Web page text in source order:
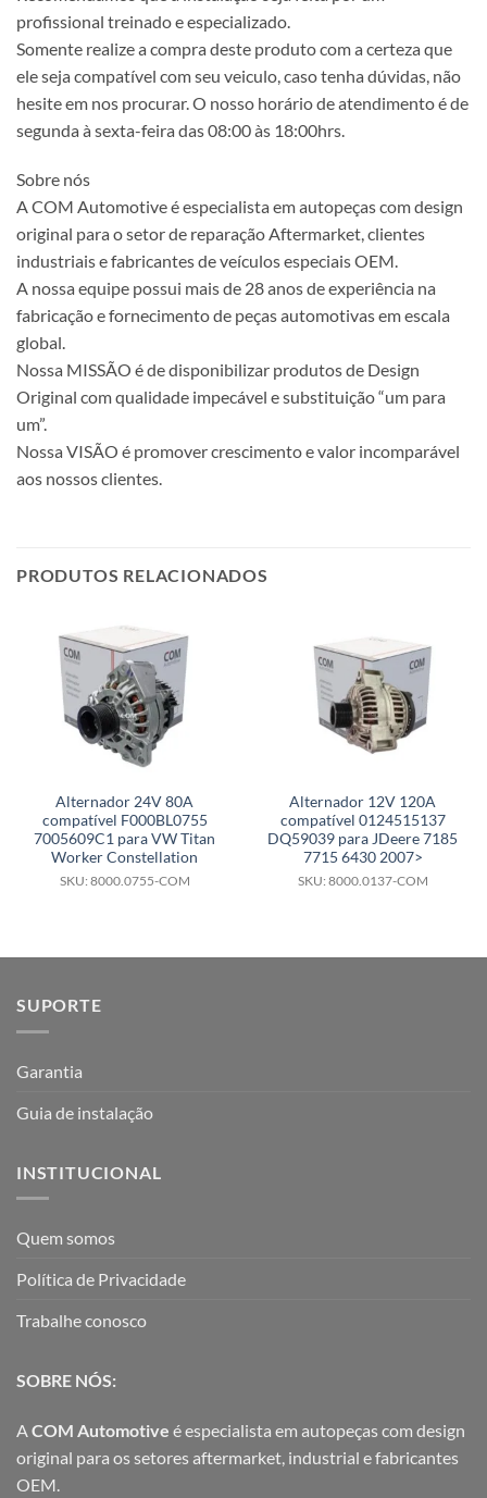
profissional treinado e especializado.
Somente realize a compra deste produto com a certeza que
ele seja compatível com seu veiculo, caso tenha dúvidas, não
hesite em nos procurar. O nosso horário de atendimento é de
segunda à sexta-feira das 08:00 às 18:00hrs.
Sobre nós
A COM Automotive é especialista em autopeças com design
original para o setor de reparação Aftermarket, clientes
industriais e fabricantes de veículos especiais OEM.
A nossa equipe possui mais de 28 anos de experiência na
fabricação e fornecimento de peças automotivas em escala
global.
Nossa MISSÃO é de disponibilizar produtos de Design
Original com qualidade impecável e substituição “um para
um”.
Nossa VISÃO é promover crescimento e valor incomparável
aos nossos clientes.
PRODUTOS RELACIONADOS
Alternador 24V 80A
compatível F000BL0755
7005609C1 para VW Titan
Worker Constellation
SKU: 8000.0755-COM
Alternador 12V 120A
compatível 0124515137
DQ59039 para JDeere 7185
7715 6430 2007>
SKU: 8000.0137-COM
SUPORTE
Garantia
Guia de instalação
INSTITUCIONAL
Quem somos
Política de Privacidade
Trabalhe conosco
SOBRE NÓS:
ACOM Automotive é especialista em autopeças com design
original para os setores aftermarket, industrial e fabricantes
OEM.